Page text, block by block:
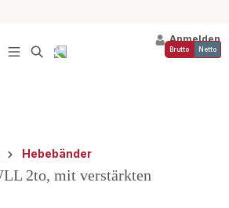
Anmelden
Brutto Netto
Hebebänder
2to, mit verstärkten